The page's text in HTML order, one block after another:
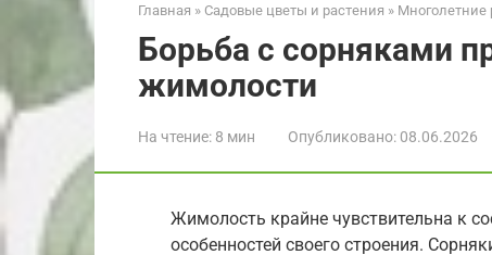
Главная » Садовые цветы и растения » Многолетние
Борьба с сорняками
жимолости
На чтение: 8 мин Опубликовано: 08.06.2026
Жимолость крайне чувствительна к
особенностей своего строения.